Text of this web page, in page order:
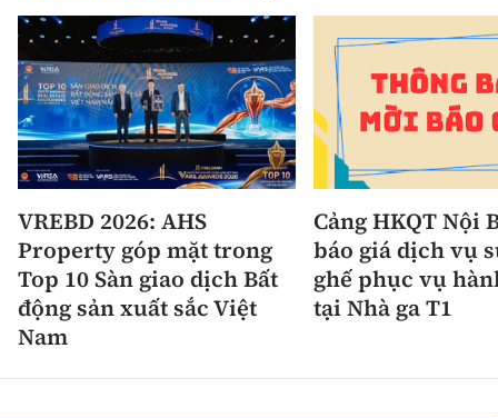
VREBD 2026: AHS
Property góp mặt trong
Top 10 Sàn giao dịch Bất
động sản xuất sắc Việt
Nam
Cảng HKQT Nội
báo giá dịch vụ
ghế phục vụ
tại Nhà ga T1